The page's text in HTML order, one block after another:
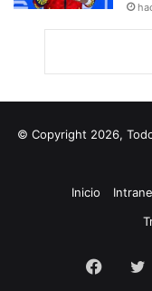
© Copyright 2026,
Inicio